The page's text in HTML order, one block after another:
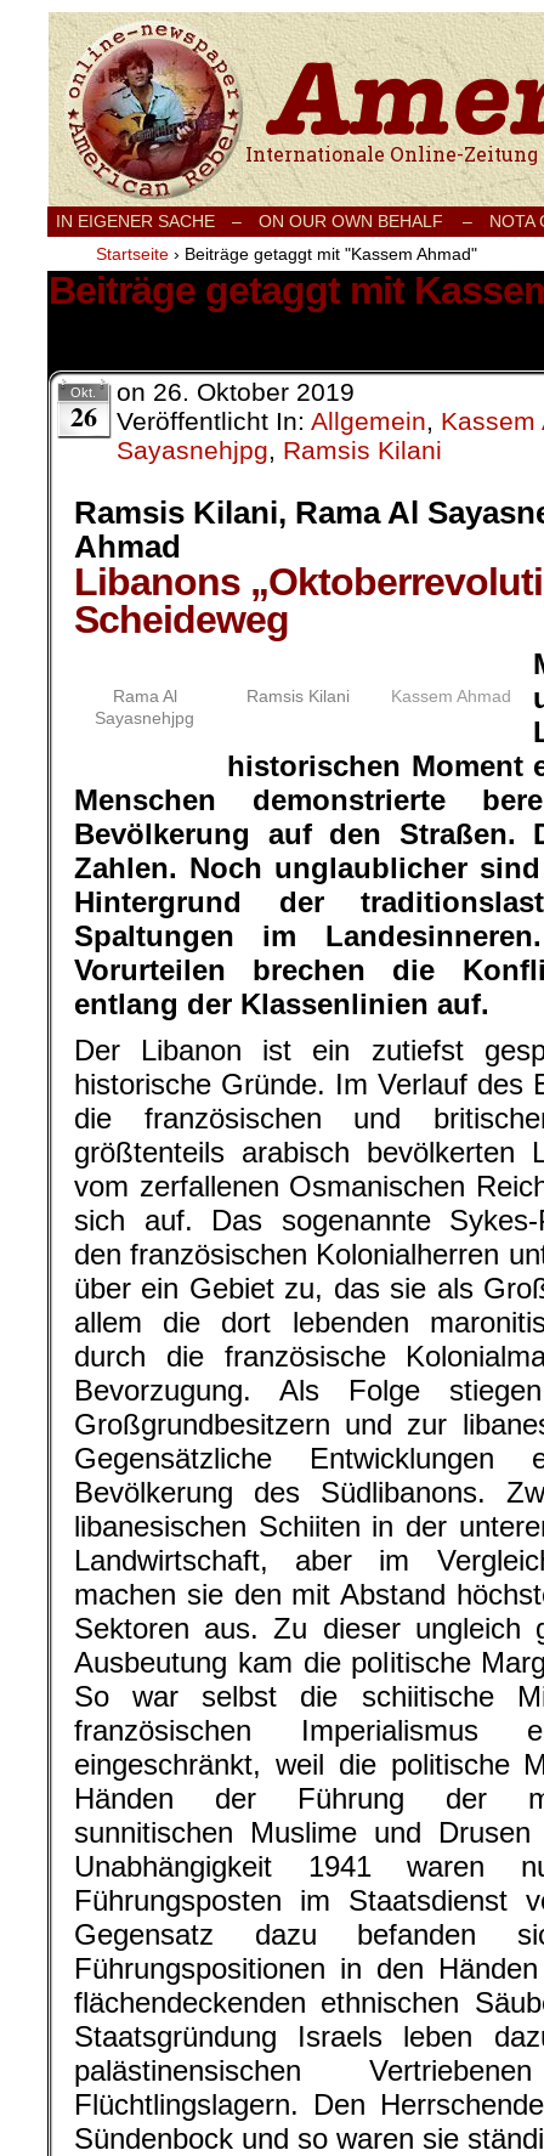
Internationale Onlinezeitung für Frieden,
IN EIGENER SACHE – ON OUR OWN BEHALF –
NOTA
Startseite › Beiträge getaggt mit "Kassem Ahmad"
Beiträge getaggt mit
Okt.
26
on 26. Oktober 2019
Veröffentlicht In: Allgemein, Kassem
Sayasnehjpg, Ramsis Kilani
Ramsis Kilani, Rama Al
Ahmad
Libanons
Scheideweg
Rama Al
Sayasnehjpg
Ramsis Kilani Kassem Ahmad
historischen Moment
Menschen demonstrierte
Bevölkerung auf den Straßen.
Zahlen. Noch unglaublicher
Hintergrund der
Spaltungen im
Vorurteilen brechen die
entlang der Klassenlinien auf.
Der Libanon ist ein zutiefst
historische Gründe. Im Verlauf des
die französischen und
größtenteils arabisch bevölkerten
vom zerfallenen Osmanischen
sich auf. Das sogenannte Sykes-
den französischen Kolonialherren
über ein Gebiet zu, das sie als
allem die dort lebenden
durch die französische
Bevorzugung. Als Folge
Großgrundbesitzern und zur
Gegensätzliche
Bevölkerung des Südlibanons.
libanesischen Schiiten in der
Landwirtschaft, aber im
machen sie den mit Abstand
Sektoren aus. Zu dieser ungleich
Ausbeutung kam die politische
So war selbst die schiitische
französischen Imperialismus
eingeschränkt, weil die politische
Händen der Führung der
sunnitischen Muslime und
Unabhängigkeit 1941 waren
Führungsposten im Staatsdienst
Gegensatz dazu befanden
Führungspositionen in den
flächendeckenden ethnischen
Staatsgründung Israels leben
palästinensischen
Flüchtlingslagern. Den
Sündenbock und so waren sie